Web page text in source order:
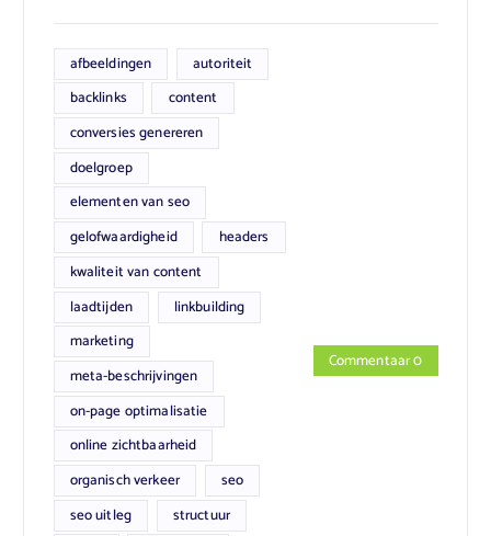
afbeeldingen
autoriteit
backlinks
content
conversies genereren
doelgroep
elementen van seo
gelofwaardigheid
headers
kwaliteit van content
laadtijden
linkbuilding
marketing
meta-beschrijvingen
on-page optimalisatie
online zichtbaarheid
organisch verkeer
seo
seo uitleg
structuur
Commentaar 0